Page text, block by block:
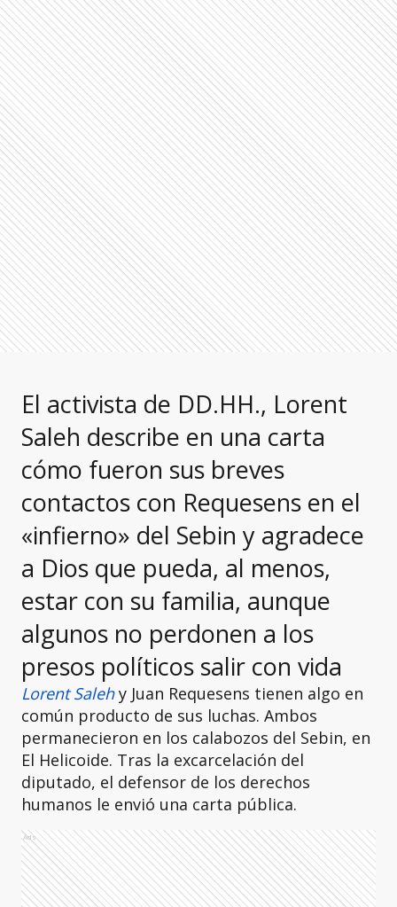
El activista de DD.HH., Lorent
Saleh describe en una carta
cómo fueron sus breves
contactos con Requesens en el
«infierno» del Sebin y agradece
a Dios que pueda, al menos,
estar con su familia, aunque
algunos no perdonen a los
presos políticos salir con vida
Lorent Salehy Juan Requesens tienen algo en
común producto de sus luchas. Ambos
permanecieron en los calabozos del Sebin, en
El Helicoide. Tras la excarcelación del
diputado, el defensor de los derechos
humanos le envió una carta pública.
Ads